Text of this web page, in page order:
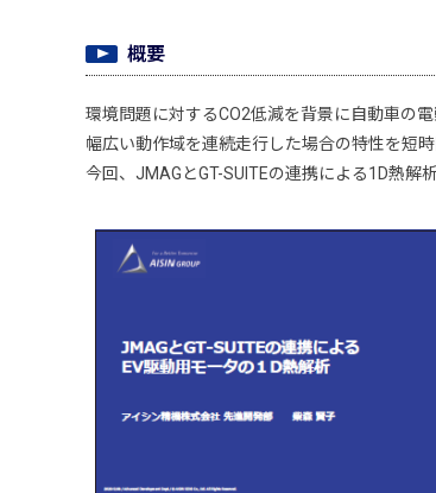
概要
環境問題に対するCO2低減を背景に自動車の
幅広い動作域を連続走行した場合の特性を短
今回、JMAGとGT-SUITEの連携による1D熱解